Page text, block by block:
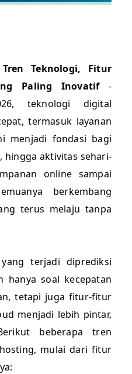
Teknologi, Fitur
Paling Inovatif-
teknologi digital
termasuk layanan
menjadi fondasi bagi
hingga aktivitas sehari-
online sampai
berkembang
terus melaju tanpa
terjadi diprediksi
hanya soal kecepatan
tetapi juga fitur-fitur
menjadi lebih pintar,
beberapa tren
mulai dari fitur